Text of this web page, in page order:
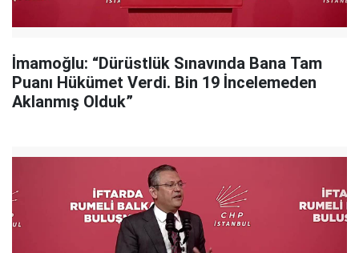
İmamoğlu: “Dürüstlük Sınavında Bana Tam
Puanı Hükümet Verdi. Bin 19 İncelemeden
Aklanmış Olduk”